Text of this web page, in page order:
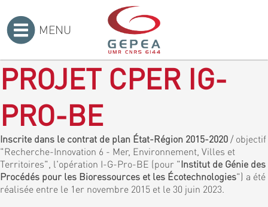
MENU
PROJET CPER IG-
PRO-BE
Inscrite dans le contrat de plan État-Région 2015-2020 / objectif
"Recherche-Innovation 6 - Mer, Environnement, Villes et
Territoires", l'opération I-G-Pro-BE (pour "Institut de Génie des
Procédés pour les Bioressources et les Écotechnologies") a été
réalisée entre le 1er novembre 2015 et le 30 juin 2023.